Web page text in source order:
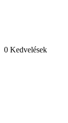
0 Kedvelések